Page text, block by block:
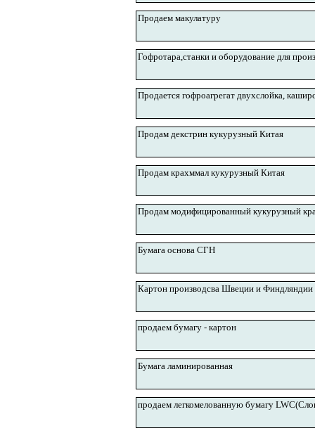
Продаем макулатуру
Гофротара,станки и оборудование для
Продается гофроагрегат двухслойка,
Продам декстрин кукурузный Китая
Продам крахммал кукурузный Китая
Продам модифицированный кукурузный
Бумага основа СГН
Картон производсва Швеции и Финдляндии
продаем бумагу - картон
Бумага ламинированная
продаем легкомелованную бумагу